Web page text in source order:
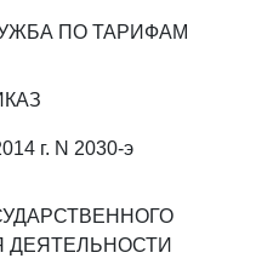
ПО ТАРИФАМ
г. N 2030-э
ДЕЯТЕЛЬНОСТИ